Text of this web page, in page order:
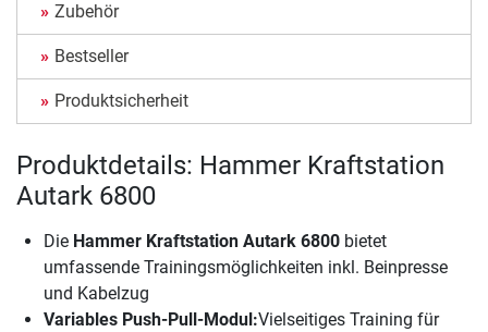
Zubehör
Bestseller
Produktsicherheit
Produktdetails: Hammer Kraftstation
Autark 6800
Die Hammer Kraftstation Autark 6800 bietet
umfassende Trainingsmöglichkeiten inkl. Beinpresse
und Kabelzug
Variables Push-Pull-Modul:Vielseitiges Training für